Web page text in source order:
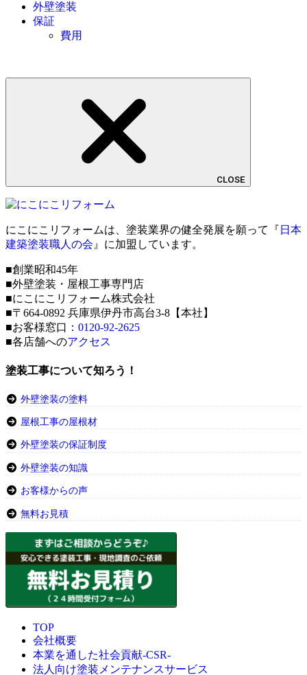
外壁塗装
保証
費用
CLOSE
にこにこリフォームは、塗装業界の健全発展を願って『 日本
建築塗装職人の会 』に加盟しています。
■創業昭和45年
■外壁塗装・屋根工事専門店
■にこにこリフォーム株式会社
■〒664-0892 兵庫県伊丹市高台3-8【本社】
■お客様窓口： 0120-92-2625
■各店舗へのアクセス
塗装工事について知ろう！
外壁塗装の塗料
屋根工事の屋根材
外壁塗装の保証制度
外壁塗装の知識
お客様からの声
無料お見積
TOP
会社概要
本業を通した社会貢献-CSR-
法人向け塗装メンテナンスサービス